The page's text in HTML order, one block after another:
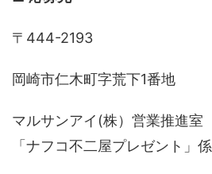
〒444-2193
岡崎市仁木町字荒下1番地
マルサンアイ(株）営業推進室
「ナフコ不二屋プレゼント」係